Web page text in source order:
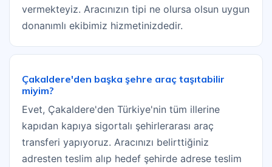
vermekteyiz. Aracınızın tipi ne olursa olsun uygun
donanımlı ekibimiz hizmetinizdedir.
Çakaldere'den başka şehre araç taşıtabilir
miyim?
Evet, Çakaldere'den Türkiye'nin tüm illerine
kapıdan kapıya sigortalı şehirlerarası araç
transferi yapıyoruz. Aracınızı belirttiğiniz
adresten teslim alıp hedef şehirde adrese teslim